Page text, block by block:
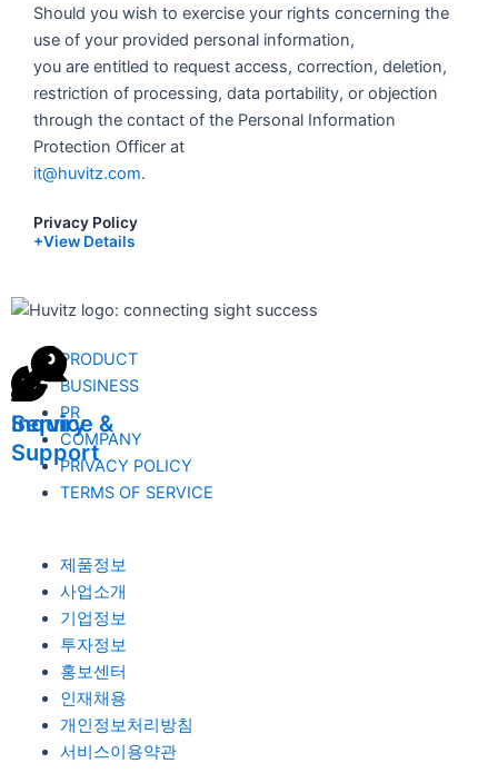
Should you wish to exercise your rights concerning the
use of your provided personal information,
you are entitled to request access, correction, deletion,
restriction of processing, data portability, or objection
through the contact of the Personal Information
Protection Officer at
it@huvitz.com.
Privacy Policy
+View Details
PRODUCT
BUSINESS
PR
COMPANY
PRIVACY POLICY
TERMS OF SERVICE
제품정보
사업소개
기업정보
투자정보
홍보센터
인재채용
개인정보처리방침
서비스이용약관
Inquiry
Service &
Support